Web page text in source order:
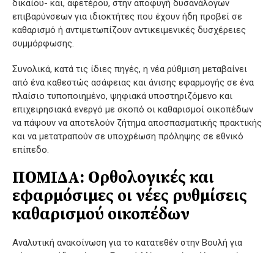
δικαίου- και, αφετέρου, στην αποφυγή δυσανάλογων
επιβαρύνσεων για ιδιοκτήτες που έχουν ήδη προβεί σε
καθαρισμό ή αντιμετωπίζουν αντικειμενικές δυσχέρειες
συμμόρφωσης.
Συνολικά, κατά τις ίδιες πηγές, η νέα ρύθμιση μεταβαίνει
από ένα καθεστώς ασάφειας και άνισης εφαρμογής σε ένα
πλαίσιο τυποποιημένο, ψηφιακά υποστηριζόμενο και
επιχειρησιακά ενεργό με σκοπό οι καθαρισμοί οικοπέδων
να πάψουν να αποτελούν ζήτημα αποσπασματικής πρακτικής
και να μετατραπούν σε υποχρέωση πρόληψης σε εθνικό
επίπεδο.
ΠΟΜΙΔΑ: Ορθολογικές και
εφαρμόσιμες οι νέες ρυθμίσεις
καθαρισμού οικοπέδων
Αναλυτική ανακοίνωση για το κατατεθέν στην Βουλή για